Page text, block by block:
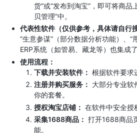
货”或“发布到淘宝”，即可将商品
贝管理”中。
代表性软件（仅供参考，具体请自行
“生意参谋”（部分数据分析功能）、“
ERP系统（如管易、藏龙等）也集成
使用流程：
下载并安装软件： 根据软件要求
注册并购买服务： 大部分专业软
你的套餐。
授权淘宝店铺： 在软件中安全授
采集1688商品： 打开1688商品
能。